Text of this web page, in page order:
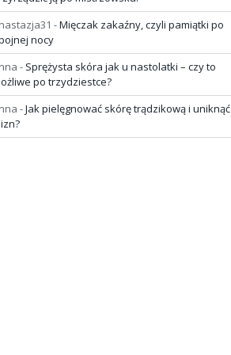
-Mięczak zakaźny, czyli pamiątki po
nocy
- Sprężysta skóra jak u nastolatki – czy to
po trzydziestce?
-Jak pielęgnować skórę trądzikową i uniknąć